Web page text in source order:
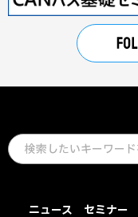
ニュース セミナー